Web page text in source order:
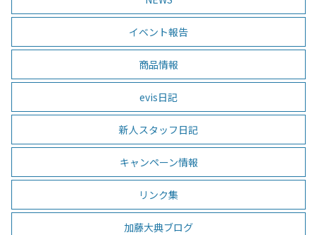
イベント報告
商品情報
evis日記
新人スタッフ日記
キャンペーン情報
リンク集
加藤大典ブログ